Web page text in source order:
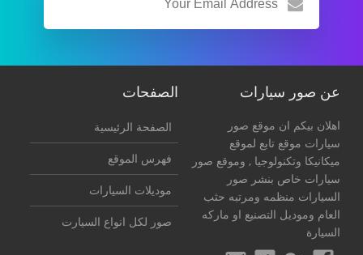
عن صور سيارات
اهلان بيكم ان موقع صور
سيارات موقع تابع لموقع
ميكانيكا وتكنولوجيا , وموقع صور
سيارات خاص بنشر صور
السيارات منظمه ومرتبه حثب
العام وموديل التصنيع او ماركه
السيارة
الصفحات
الصفحة الرئيسية
فهرس الموقع
موديلات السيارات
صور لكل انواع السيارت